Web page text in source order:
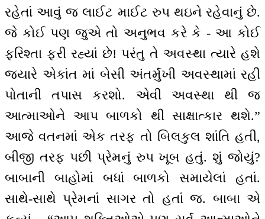
રહેતાં આવું જ લાઈટ માઈટ રુપ થઇને રહેવાનું છે.
જે કોઈ પણ જુએ તો અનુભવ કરે કે - આ કોઈ
ફરિશ્તા ફરી રહ્યાં છે! પરંતુ તે અવસ્થા ત્યારે હશે
જ્યારે એકાંત માં બેસી અંતર્મુખી અવસ્થામાં રહી
પોતાની તપાસ કરશો. એવી અવસ્થા થી જ
આત્માઓને આપ બાળકો થી સાક્ષાત્કાર થશે.”
આજે વતનમાં એક તરફ તો બિલકુલ શાંતિ હતી,
બીજી તરફ પછી પ્રેમનું રુપ ખૂબ હતું. શું જોયું?
બાબાની બાહોમાં બધાં બાળકો સમાયેલાં હતાં.
સાથે-સાથે પ્રેમનાં સાગર તો હતાં જ. બાબા એ